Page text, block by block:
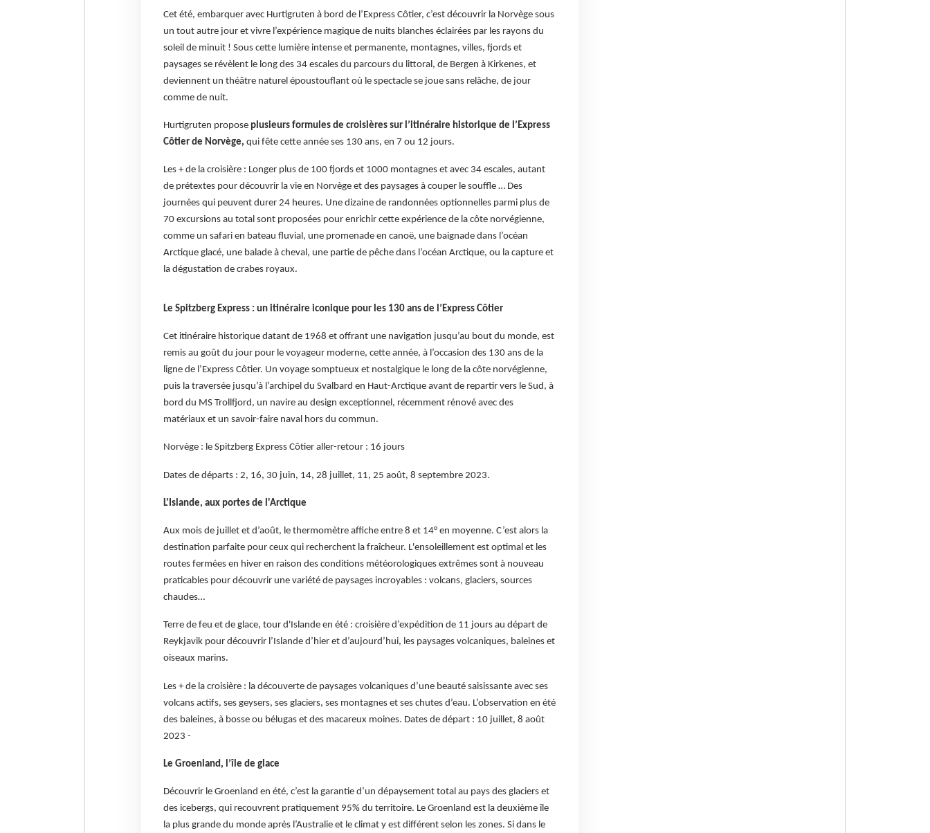
Cet été, embarquer avec Hurtigruten à bord de l’Express Côtier, c’est découvrir la Norvège sous
un tout autre jour et vivre l’expérience magique de nuits blanches éclairées par les rayons du
soleil de minuit ! Sous cette lumière intense et permanente, montagnes, villes, fjords et
paysages se révèlent le long des 34 escales du parcours du littoral, de Bergen à Kirkenes, et
deviennent un théâtre naturel époustouflant où le spectacle se joue sans relâche, de jour
comme de nuit.
Hurtigruten propose plusieurs formules de croisières sur l’itinéraire historique de l’Express
Côtier de Norvège, qui fête cette année ses 130 ans, en 7 ou 12 jours.
Les + de la croisière : Longer plus de 100 fjords et 1000 montagnes et avec 34 escales, autant
de prétextes pour découvrir la vie en Norvège et des paysages à couper le souffle … Des
journées qui peuvent durer 24 heures. Une dizaine de randonnées optionnelles parmi plus de
70 excursions au total sont proposées pour enrichir cette expérience de la côte norvégienne,
comme un safari en bateau fluvial, une promenade en canoë, une baignade dans l’océan
Arctique glacé, une balade à cheval, une partie de pêche dans l’océan Arctique, ou la capture et
la dégustation de crabes royaux.
Le Spitzberg Express : un itinéraire iconique pour les 130 ans de l’Express Côtier
Cet itinéraire historique datant de 1968 et offrant une navigation jusqu’au bout du monde, est
remis au goût du jour pour le voyageur moderne, cette année, à l’occasion des 130 ans de la
ligne de l’Express Côtier. Un voyage somptueux et nostalgique le long de la côte norvégienne,
puis la traversée jusqu’à l’archipel du Svalbard en Haut-Arctique avant de repartir vers le Sud, à
bord du MS Trollfjord, un navire au design exceptionnel, récemment rénové avec des
matériaux et un savoir-faire naval hors du commun.
Norvège : le Spitzberg Express Côtier aller-retour : 16 jours
Dates de départs : 2, 16, 30 juin, 14, 28 juillet, 11, 25 août, 8 septembre 2023.
L'Islande, aux portes de l'Arctique
Aux mois de juillet et d’août, le thermomètre affiche entre 8 et 14° en moyenne. C’est alors la
destination parfaite pour ceux qui recherchent la fraîcheur. L'ensoleillement est optimal et les
routes fermées en hiver en raison des conditions météorologiques extrêmes sont à nouveau
praticables pour découvrir une variété de paysages incroyables : volcans, glaciers, sources
chaudes…
Terre de feu et de glace, tour d'Islande en été : croisière d’expédition de 11 jours au départ de
Reykjavik pour découvrir l’Islande d’hier et d’aujourd’hui, les paysages volcaniques, baleines et
oiseaux marins.
Les + de la croisière : la découverte de paysages volcaniques d’une beauté saisissante avec ses
volcans actifs, ses geysers, ses glaciers, ses montagnes et ses chutes d’eau. L’observation en été
des baleines, à bosse ou bélugas et des macareux moines. Dates de départ : 10 juillet, 8 août
2023 -
Le Groenland, l’île de glace
Découvrir le Groenland en été, c’est la garantie d’un dépaysement total au pays des glaciers et
des icebergs, qui recouvrent pratiquement 95% du territoire. Le Groenland est la deuxième île
la plus grande du monde après l’Australie et le climat y est différent selon les zones. Si dans le